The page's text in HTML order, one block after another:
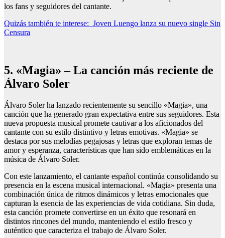
los fans y seguidores del cantante.
Quizás también te interese: Joven Luengo lanza su nuevo single Sin
Censura
5. «Magia» – La canción más reciente de
Álvaro Soler
Álvaro Soler ha lanzado recientemente su sencillo «Magia», una
canción que ha generado gran expectativa entre sus seguidores. Esta
nueva propuesta musical promete cautivar a los aficionados del
cantante con su estilo distintivo y letras emotivas. «Magia» se
destaca por sus melodías pegajosas y letras que exploran temas de
amor y esperanza, características que han sido emblemáticas en la
música de Álvaro Soler.
Con este lanzamiento, el cantante español continúa consolidando su
presencia en la escena musical internacional. «Magia» presenta una
combinación única de ritmos dinámicos y letras emocionales que
capturan la esencia de las experiencias de vida cotidiana. Sin duda,
esta canción promete convertirse en un éxito que resonará en
distintos rincones del mundo, manteniendo el estilo fresco y
auténtico que caracteriza el trabajo de Álvaro Soler.